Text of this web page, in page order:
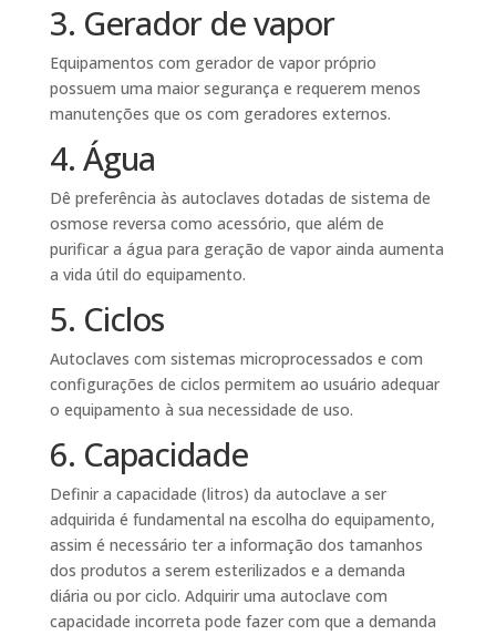
3. Gerador de vapor
Equipamentos com gerador de vapor próprio
possuem uma maior segurança e requerem menos
manutenções que os com geradores externos.
4. Água
Dê preferência às autoclaves dotadas de sistema de
osmose reversa como acessório, que além de
purificar a água para geração de vapor ainda aumenta
a vida útil do equipamento.
5. Ciclos
Autoclaves com sistemas microprocessados e com
configurações de ciclos permitem ao usuário adequar
o equipamento à sua necessidade de uso.
6. Capacidade
Definir a capacidade (litros) da autoclave a ser
adquirida é fundamental na escolha do equipamento,
assim é necessário ter a informação dos tamanhos
dos produtos a serem esterilizados e a demanda
diária ou por ciclo. Adquirir uma autoclave com
capacidade incorreta pode fazer com que a demanda